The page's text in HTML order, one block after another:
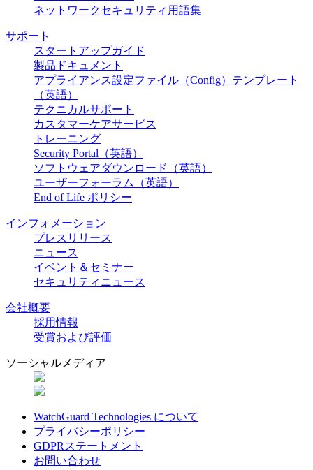
ネットワークセキュリティ用語集
サポート
スタートアップガイド
製品ドキュメント
アプライアンス設定ファイル（Config）テンプレート
（英語）
テクニカルサポート
カスタマーケアサービス
トレーニング
Security Portal（英語）
ソフトウェアダウンロード（英語）
ユーザーフォーラム（英語）
End of Life ポリシー
インフォメーション
プレスリリース
ニュース
イベント＆セミナー
セキュリティニュース
会社概要
採用情報
受賞および評価
ソーシャルメディア
WatchGuard Technologies について
プライバシーポリシー
GDPRステートメント
お問い合わせ